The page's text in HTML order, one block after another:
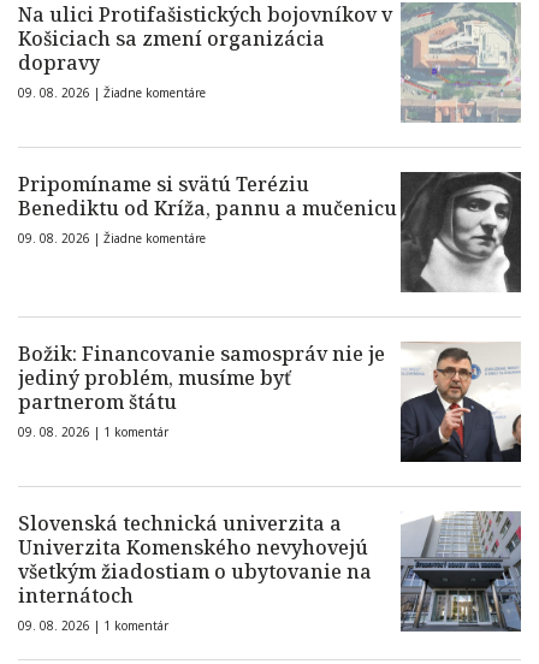
Na ulici Protifašistických bojovníkov v
Košiciach sa zmení organizácia
dopravy
09. 08. 2026 | Žiadne komentáre
Pripomíname si svätú Teréziu
Benediktu od Kríža, pannu a mučenicu
09. 08. 2026 | Žiadne komentáre
Božik: Financovanie samospráv nie je
jediný problém, musíme byť
partnerom štátu
09. 08. 2026 | 1 komentár
Slovenská technická univerzita a
Univerzita Komenského nevyhovejú
všetkým žiadostiam o ubytovanie na
internátoch
09. 08. 2026 | 1 komentár